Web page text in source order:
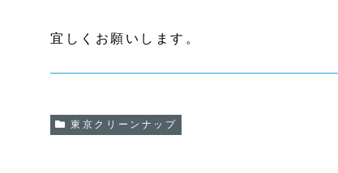
宜しくお願いします。
東京クリーンナップ